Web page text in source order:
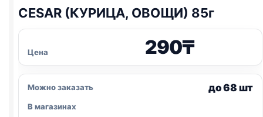
CESAR (КУРИЦА, ОВОЩИ) 85г
Цена 290₸
Можно заказать до 68 шт
В магазинах